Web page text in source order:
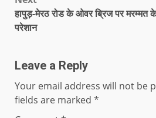
हापुड़-मेरठ रोड के ओवर ब्रिज पर मरम्मत
परेशान
Leave a Reply
Your email address will not be
fields are marked *